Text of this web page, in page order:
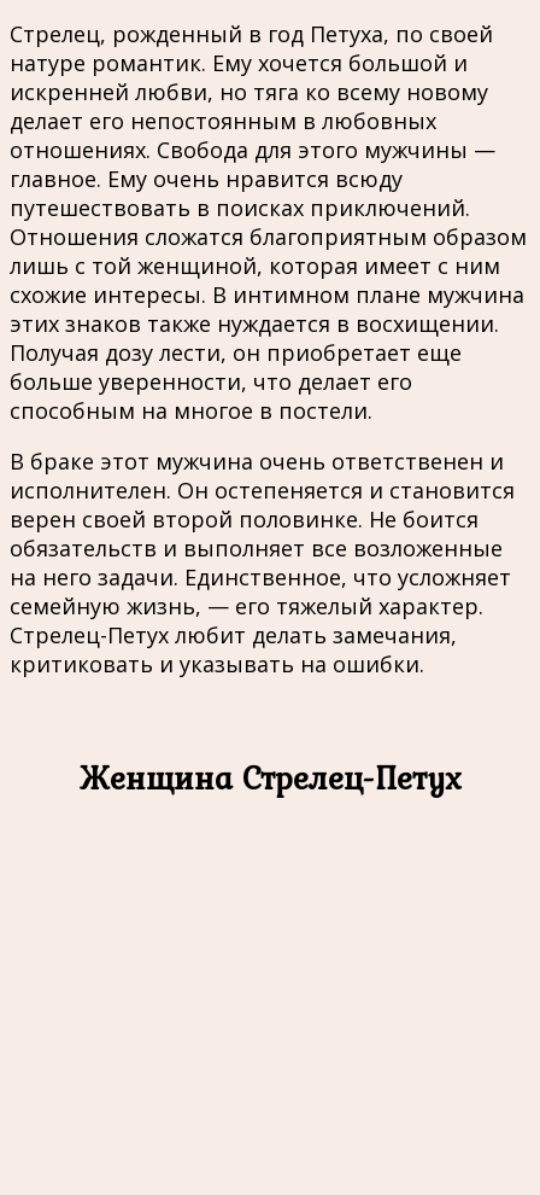
Стрелец, рожденный в год Петуха, по своей
натуре романтик. Ему хочется большой и
искренней любви, но тяга ко всему новому
делает его непостоянным в любовных
отношениях. Свобода для этого мужчины —
главное. Ему очень нравится всюду
путешествовать в поисках приключений.
Отношения сложатся благоприятным образом
лишь с той женщиной, которая имеет с ним
схожие интересы. В интимном плане мужчина
этих знаков также нуждается в восхищении.
Получая дозу лести, он приобретает еще
больше уверенности, что делает его
способным на многое в постели.
В браке этот мужчина очень ответственен и
исполнителен. Он остепеняется и становится
верен своей второй половинке. Не боится
обязательств и выполняет все возложенные
на него задачи. Единственное, что усложняет
семейную жизнь, — его тяжелый характер.
Стрелец-Петух любит делать замечания,
критиковать и указывать на ошибки.
Женщина Стрелец-Петух